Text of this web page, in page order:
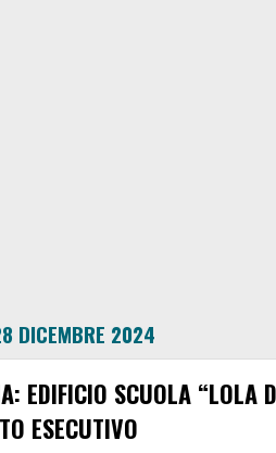
DICEMBRE 2024
EDIFICIO SCUOLA “LOLA
ESECUTIVO